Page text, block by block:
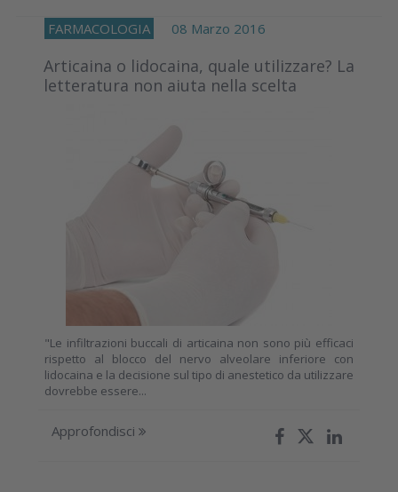
FARMACOLOGIA 08 Marzo 2016
Articaina o lidocaina, quale utilizzare? La
letteratura non aiuta nella scelta
"Le infiltrazioni buccali di articaina non sono più efficaci
rispetto al blocco del nervo alveolare inferiore con
lidocaina e la decisione sul tipo di anestetico da utilizzare
dovrebbe essere...
Approfondisci